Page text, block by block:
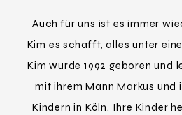
Auch für uns ist es immer
Kim es schafft, alles unter
Kim wurde 1992 geboren und
mit ihrem Mann Markus und
Kindern in Köln. Ihre Kinder